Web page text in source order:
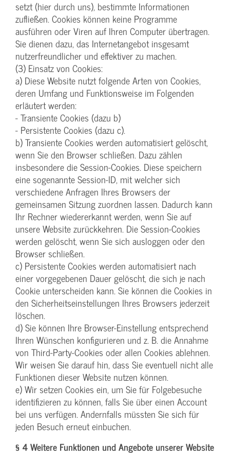
setzt (hier durch uns), bestimmte Informationen
zufließen. Cookies können keine Programme
ausführen oder Viren auf Ihren Computer übertragen.
Sie dienen dazu, das Internetangebot insgesamt
nutzerfreundlicher und effektiver zu machen.
(3) Einsatz von Cookies:
a) Diese Website nutzt folgende Arten von Cookies,
deren Umfang und Funktionsweise im Folgenden
erläutert werden:
- Transiente Cookies (dazu b)
- Persistente Cookies (dazu c).
b) Transiente Cookies werden automatisiert gelöscht,
wenn Sie den Browser schließen. Dazu zählen
insbesondere die Session-Cookies. Diese speichern
eine sogenannte Session-ID, mit welcher sich
verschiedene Anfragen Ihres Browsers der
gemeinsamen Sitzung zuordnen lassen. Dadurch kann
Ihr Rechner wiedererkannt werden, wenn Sie auf
unsere Website zurückkehren. Die Session-Cookies
werden gelöscht, wenn Sie sich ausloggen oder den
Browser schließen.
c) Persistente Cookies werden automatisiert nach
einer vorgegebenen Dauer gelöscht, die sich je nach
Cookie unterscheiden kann. Sie können die Cookies in
den Sicherheitseinstellungen Ihres Browsers jederzeit
löschen.
d) Sie können Ihre Browser-Einstellung entsprechend
Ihren Wünschen konfigurieren und z. B. die Annahme
von Third-Party-Cookies oder allen Cookies ablehnen.
Wir weisen Sie darauf hin, dass Sie eventuell nicht alle
Funktionen dieser Website nutzen können.
e) Wir setzen Cookies ein, um Sie für Folgebesuche
identifizieren zu können, falls Sie über einen Account
bei uns verfügen. Andernfalls müssten Sie sich für
jeden Besuch erneut einbuchen.
§ 4 Weitere Funktionen und Angebote unserer Website